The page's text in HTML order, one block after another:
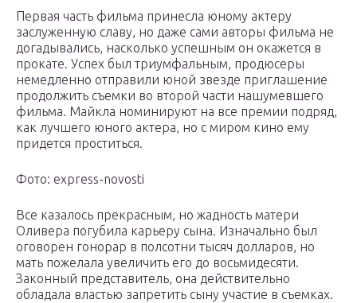
Первая часть фильма принесла юному актеру
заслуженную славу, но даже сами авторы фильма не
догадывались, насколько успешным он окажется в
прокате. Успех был триумфальным, продюсеры
немедленно отправили юной звезде приглашение
продолжить съемки во второй части нашумевшего
фильма. Майкла номинируют на все премии подряд,
как лучшего юного актера, но с миром кино ему
придется проститься.
Фото: express-novosti
Все казалось прекрасным, но жадность матери
Оливера погубила карьеру сына. Изначально был
оговорен гонорар в полсотни тысяч долларов, но
мать пожелала увеличить его до восьмидесяти.
Законный представитель, она действительно
обладала властью запретить сыну участие в съемках.